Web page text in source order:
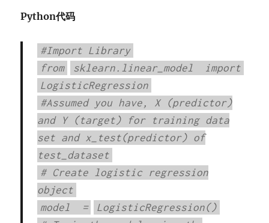
Python代码
#Import Library
from
sklearn.linear_model
import
LogisticRegression
#Assumed you have, X (predictor)
and Y (target) for training data
set and x_test(predictor) of
test_dataset
# Create logistic regression
object
model
=
LogisticRegression()